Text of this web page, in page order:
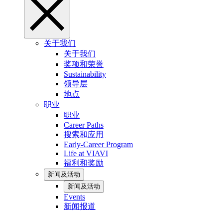
关于我们
关于我们
奖项和荣誉
Sustainability
领导层
地点
职业
职业
Career Paths
搜索和应用
Early-Career Program
Life at VIAVI
福利和奖励
新闻及活动
新闻及活动
Events
新闻报道